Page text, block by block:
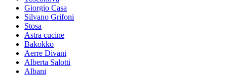
Giorgio Casa
Silvano Grifoni
Stosa
Astra cucine
Bakokko
Aerre Divani
Alberta Salotti
Albani